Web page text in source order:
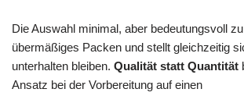
Die Auswahl minimal, aber bedeutungsvoll
übermäßiges Packen und stellt gleichzeitig
unterhalten bleiben. Qualität statt Quantität
Ansatz bei der Vorbereitung auf einen